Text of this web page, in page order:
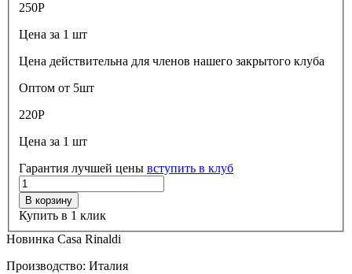
250Р
Цена за 1 шт
Цена действительна для членов нашего закрытого клуба
Оптом от 5шт
220Р
Цена за 1 шт
Гарантия лучшей цены вступить в клуб
В корзину
Купить в 1 клик
Новинка Casa Rinaldi
Производство: Италия